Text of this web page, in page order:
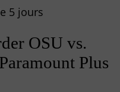
5 jours
OSU vs.
Plus